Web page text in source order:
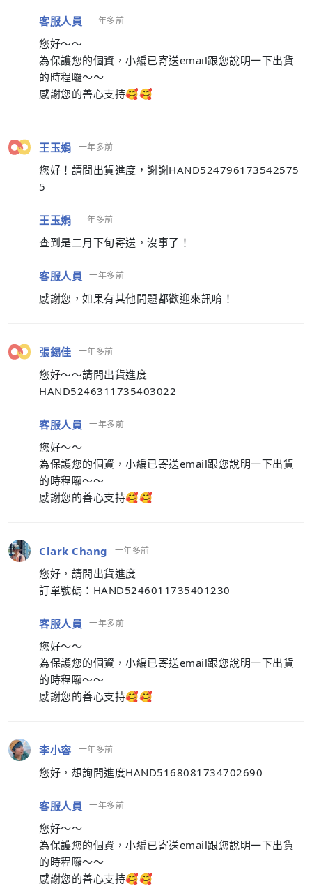
客服人員 一年多前
您好～～
為保護您的個資，小編已寄送email跟您說明一下出貨
的時程囉～～
感謝您的善心支持🥰🥰
王玉娟 一年多前
您好！請問出貨進度，謝謝HAND524796173542575
5
王玉娟 一年多前
查到是二月下旬寄送，沒事了！
客服人員 一年多前
感謝您，如果有其他問題都歡迎來訊唷！
張錫佳 一年多前
您好～～請問出貨進度
HAND5246311735403022
客服人員 一年多前
您好～～
為保護您的個資，小編已寄送email跟您說明一下出貨
的時程囉～～
感謝您的善心支持🥰🥰
Clark Chang 一年多前
您好，請問出貨進度
訂單號碼：HAND5246011735401230
客服人員 一年多前
您好～～
為保護您的個資，小編已寄送email跟您說明一下出貨
的時程囉～～
感謝您的善心支持🥰🥰
李小容 一年多前
您好，想詢問進度HAND5168081734702690
客服人員 一年多前
您好～～
為保護您的個資，小編已寄送email跟您說明一下出貨
的時程囉～～
感謝您的善心支持🥰🥰